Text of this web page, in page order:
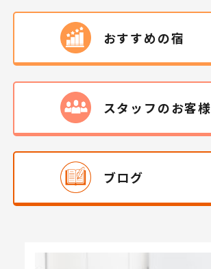
おすすめの宿
スタッフのお客様
ブログ